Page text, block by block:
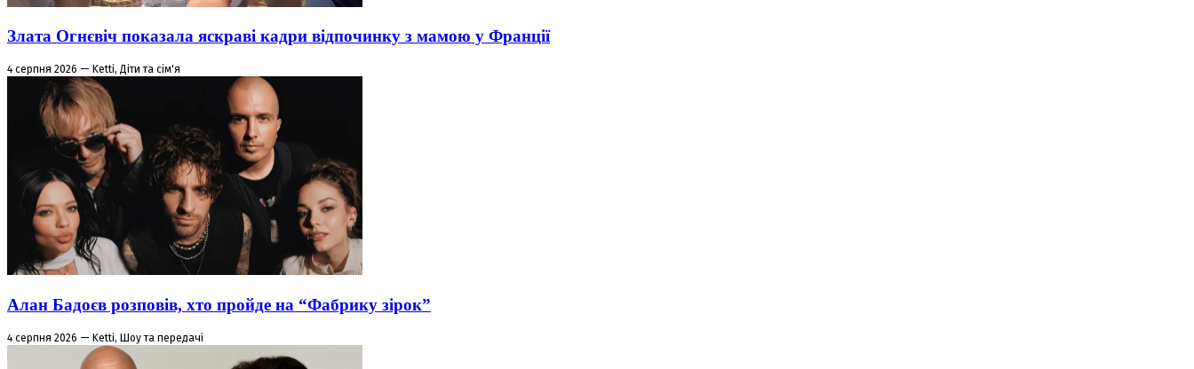
Злата Огнєвіч показала яскраві кадри відпочинку з мамою у Франції
4 серпня 2026 — Ketti, Діти та сім'я
Алан Бадоєв розповів, хто пройде на “Фабрику зірок”
4 серпня 2026 — Ketti, Шоу та передачі